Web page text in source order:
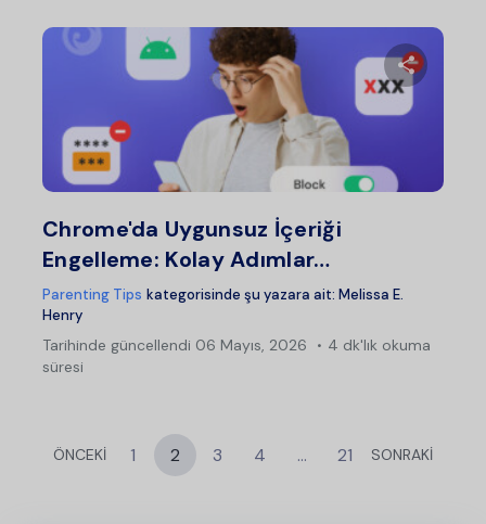
Bu
Chrome'da Uygunsuz İçeriği
Engelleme: Kolay Adımlar…
Parenting Tips kategorisinde şu yazara ait: Melissa E.
Henry
Tarihinde güncellendi 06 Mayıs, 2026
4 dk'lık okuma
süresi
ÖNCEKİ 1 2 3 4 … 21 SONRAKİ